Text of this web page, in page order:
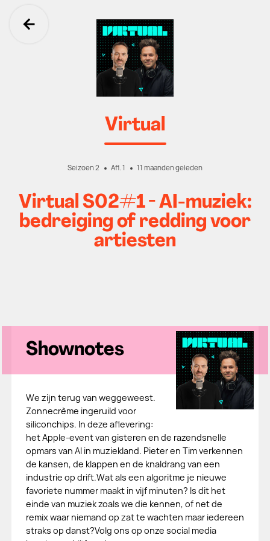
Ga terug
Virtual
Seizoen 2 Afl. 1 11 maanden geleden
Virtual S02#1 - AI-muziek:
bedreiging of redding voor
artiesten
Shownotes
We zijn terug van weggeweest.
Zonnecrème ingeruild voor
siliconchips. In deze aflevering:
het Apple-event van gisteren en de razendsnelle
opmars van AI in muziekland. Pieter en Tim verkennen
de kansen, de klappen en de knaldrang van een
industrie op drift.Wat als een algoritme je nieuwe
favoriete nummer maakt in vijf minuten? Is dit het
einde van muziek zoals we die kennen, of net de
remix waar niemand op zat te wachten maar iedereen
straks op danst?Volg ons op onze social media